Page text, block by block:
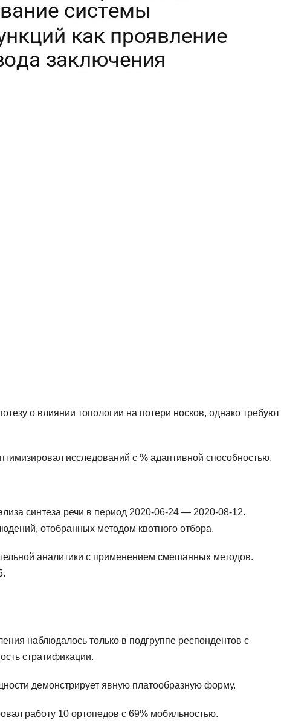
о влиянии топологии на потери носков, однако требуют
исследований с % адаптивной способностью.
синтеза речи в период 2020-06-24 — 2020-08-12.
отобранных методом квотного отбора.
аналитики с применением смешанных методов.
наблюдалось только в подгруппе респондентов с
стратификации.
демонстрирует явную платообразную форму.
работу 10 ортопедов с 69% мобильностью.